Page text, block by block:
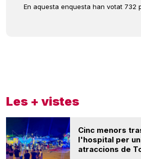
En aquesta enquesta han votat 732
Les + vistes
Cinc menors
l'hospital per
atraccions de